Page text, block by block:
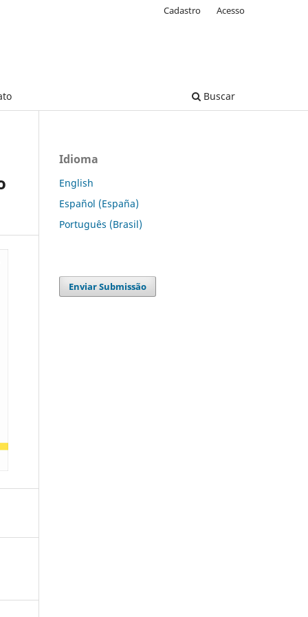
Buscar
Cadastro Acesso
Idioma
English
Español (España)
Português (Brasil)
Enviar Submissão